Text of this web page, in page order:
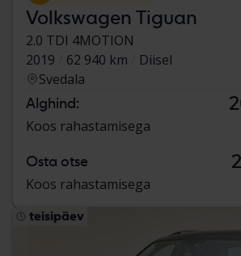
Volkswagen Tiguan
2.0 TDI 4MOTION
2019
62 940 km
Diisel
Svedala
Alghind:
Koos rahastamisega
Osta otse
Koos rahastamisega
teisipäev